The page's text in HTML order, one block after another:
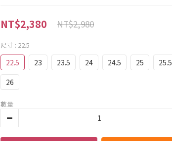
NT$2,380 NT$2,980
尺寸 : 22.5
22.5 23 23.5 24 24.5 25
25.5
26
數量